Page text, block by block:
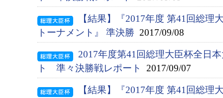
【結果】『2017年度 第41回総理
トーナメント』 準決勝 2017/09/08
2017年度第41回総理大臣杯全日
ト 準々決勝戦レポート
2017/09/07
【結果】『2017年度 第41回総理